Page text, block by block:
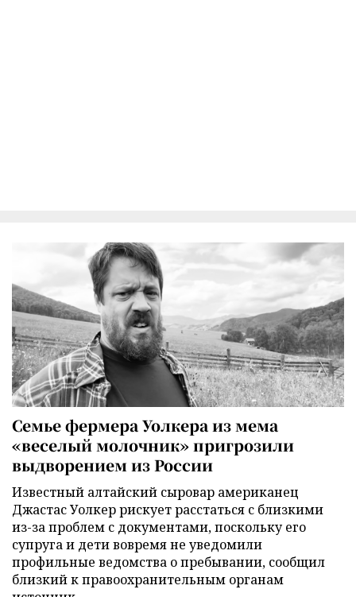
Семье фермера Уолкера из мема
«веселый молочник» пригрозили
выдворением из России
Известный алтайский сыровар американец
Джастас Уолкер рискует расстаться с близкими
из-за проблем с документами, поскольку его
супруга и дети вовремя не уведомили
профильные ведомства о пребывании, сообщил
близкий к правоохранительным органам